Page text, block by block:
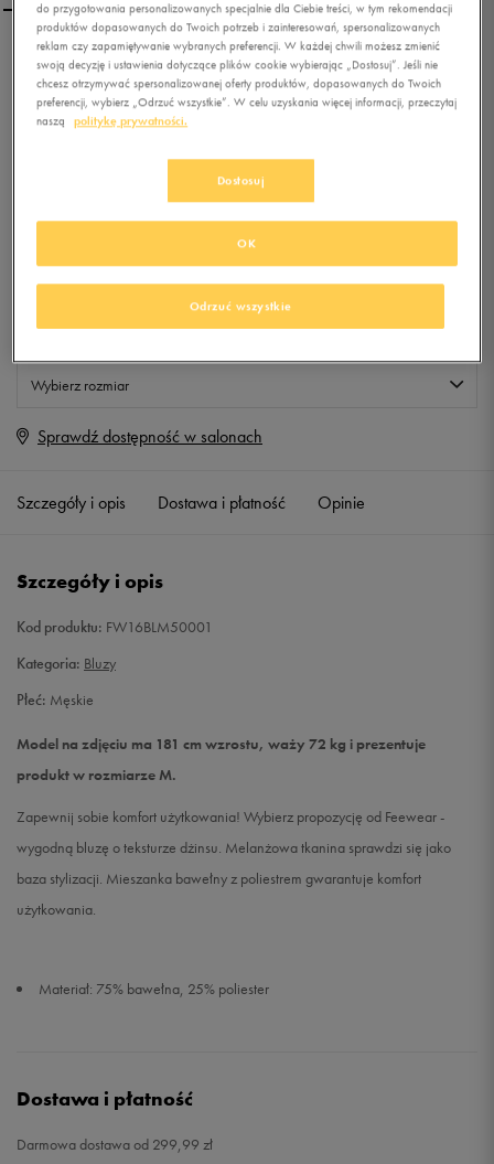
FEEWEAR BLUZA ANEK
0.0
KLUBIE 50 STYLE
Produkt niedostępny
Jeśli artykuł będzie ponownie dostępny, otrzymasz od nas powiadomienie.
Wybierz rozmiar
M Powiadom o dostępności
L Powiadom o dostępności
XXL
Sprawdź dostępność w salonach
Szczegóły i opis Dostawa i płatność Opinie
Szczegóły i opis
Kod produktu: FW16BLM50001
Kategoria: Bluzy
Płeć: Męskie
Model na zdjęciu ma 181 cm wzrostu, waży 72 kg i prezentuje
produkt w rozmiarze M.
Zapewnij sobie komfort użytkowania! Wybierz propozycję od Feewear -
wygodną bluzę o teksturze dżinsu. Melanżowa tkanina sprawdzi się jako
baza stylizacji. Mieszanka bawełny z poliestrem gwarantuje komfort
użytkowania.
Materiał: 75% bawełna, 25% poliester
Dostawa i płatność
Darmowa dostawa od 299,99 zł
do przygotowania personalizowanych specjalnie dla Ciebie treści, w tym rekomendacji
produktów dopasowanych do Twoich potrzeb i zainteresowań, spersonalizowanych
reklam czy zapamiętywanie wybranych preferencji. W każdej chwili możesz zmienić
swoją decyzję i ustawienia dotyczące plików cookie wybierając „Dostosuj”. Jeśli nie
chcesz otrzymywać spersonalizowanej oferty produktów, dopasowanych do Twoich
preferencji, wybierz „Odrzuć wszystkie”. W celu uzyskania więcej informacji, przeczytaj
naszą politykę prywatności.
Dostosuj
Odrzuć wszystkie
OK